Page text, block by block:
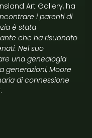
Art Gallery, ha
i parenti di
è stata
che ha risuonato
Nel suo
una genealogia
generazioni, Moore
di connessione